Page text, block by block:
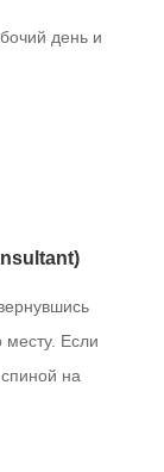
день и
месту. Если
на